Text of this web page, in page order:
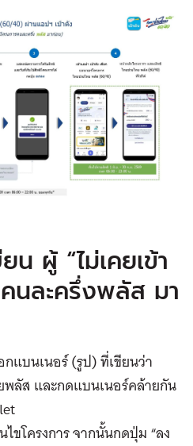
ผู้ “ไม่เคยเข้า
นละครึ่งพลัส มา
กแบนเนอร์ (รูป) ที่เขียนว่า
พลัส และกดแบนเนอร์คล้ายกัน
ไขโครงการ จากนั้นกดปุ่ม “ลง